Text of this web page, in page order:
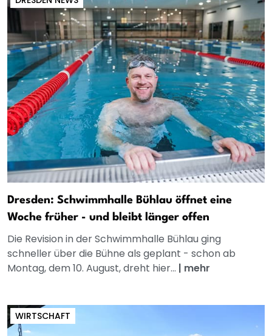
Dresden: Schwimmhalle Bühlau öffnet eine
Woche früher - und bleibt länger offen
Die Revision in der Schwimmhalle Bühlau ging
schneller über die Bühne als geplant - schon ab
Montag, dem 10. August, dreht hier... | mehr
WIRTSCHAFT